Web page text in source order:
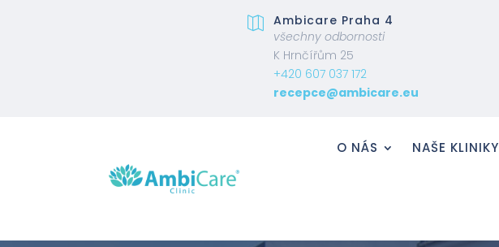

Ambicare Praha 4
všechny odbornosti
K Hrnčířům 25
+420 607 037 172
recepce@ambicare.eu
O NÁS NAŠE KLINIKY